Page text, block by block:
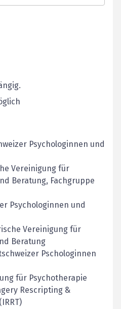
Psychologinnen und
Vereinigung für
Beratung, Fachgruppe
Psychologinnen und
Vereinigung für
Beratung
Pschologinnen
für Psychotherapie
Rescripting &